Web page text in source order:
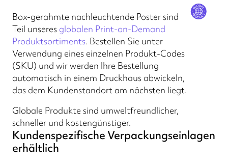
Box-gerahmte nachleuchtende Poster sind
Teil unseres globalen Print-on-Demand
Produktsortiments. Bestellen Sie unter
Verwendung eines einzelnen Produkt-Codes
(SKU) und wir werden Ihre Bestellung
automatisch in einem Druckhaus abwickeln,
das dem Kundenstandort am nächsten liegt.
Globale Produkte sind umweltfreundlicher,
schneller und kostengünstiger.
Kundenspezifische Verpackungseinlagen
erhältlich